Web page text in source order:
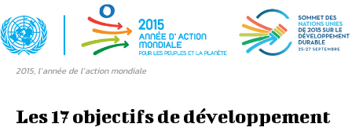
2015, l’année de l’action mondiale
Les 17 objectifs de développement